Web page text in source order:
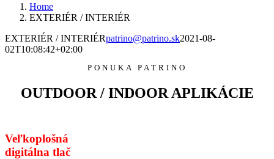
Home
EXTERIÉR / INTERIÉR
EXTERIÉR / INTERIÉRpatrino@patrino.sk2021-08-
02T10:08:42+02:00
PONUKA PATRINO
OUTDOOR / INDOOR APLIKÁCIE
Veľkoplošná
digitálna tlač